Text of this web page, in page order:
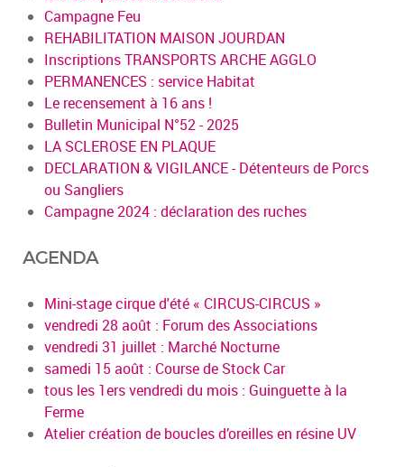
Campagne Feu
REHABILITATION MAISON JOURDAN
Inscriptions TRANSPORTS ARCHE AGGLO
PERMANENCES : service Habitat
Le recensement à 16 ans !
Bulletin Municipal N°52 - 2025
LA SCLEROSE EN PLAQUE
DECLARATION & VIGILANCE - Détenteurs de Porcs
ou Sangliers
Campagne 2024 : déclaration des ruches
AGENDA
Mini-stage cirque d'été « CIRCUS-CIRCUS »
vendredi 28 août : Forum des Associations
vendredi 31 juillet : Marché Nocturne
samedi 15 août : Course de Stock Car
tous les 1ers vendredi du mois : Guinguette à la
Ferme
Atelier création de boucles d’oreilles en résine UV